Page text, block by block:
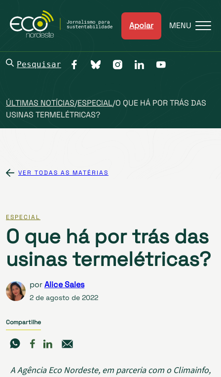
Apoiar MENU
Pesquisar
ÚLTIMAS NOTÍCIAS/ESPECIAL/O QUE HÁ POR TRÁS DAS
USINAS TERMELÉTRICAS?
VER TODAS AS MATÉRIAS
ESPECIAL
O que há por trás das
usinas termelétricas?
porAlice Sales
2 de agosto de 2022
Compartilhe
A Agência Eco Nordeste, em parceria com o Climainfo,